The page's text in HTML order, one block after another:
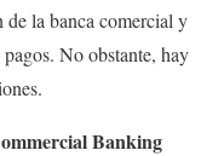
de la banca comercial y
No obstante, hay
Banking